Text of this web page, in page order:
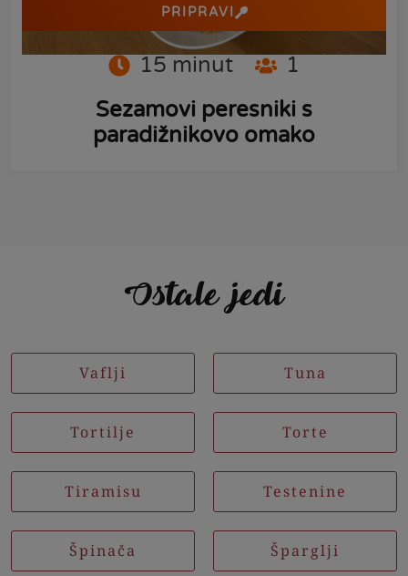
PRIPRAVI
15 minut
1
Sezamovi peresniki s
paradižnikovo omako
Ostale jedi
Vaflji Tuna
Tortilje Torte
Tiramisu Testenine
Špinača Šparglji